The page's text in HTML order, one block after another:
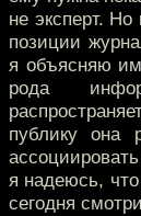
не эксперт.
позиции
я объясняю
рода
публику она
я надеюсь,
сегодня